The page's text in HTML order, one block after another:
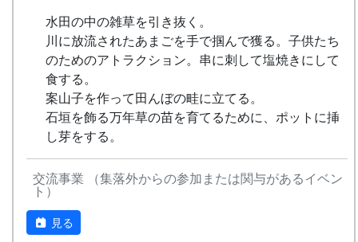
秋祭り
7日が宵宮。
10月15日（日）2000-10-15 棚田オーナー脱
穀 ...
脱穀（だっこく）・籾摺り（もみすり）
稲から籾粒だけを取るのが脱穀、籾
粒から殻を取り除いて玄米にするの
が籾摺り。収穫した玄米は袋に入れ
て持ち帰る。|
案山子を作って田んぼの畦に立て
る。
万年草挿し芽
に、ポットに挿し芽をする。
8月18日（日）2002-08-18 蕎麦種蒔き
蕎麦種蒔き
蕎麦の種を蒔く。
9月29日（日）2002-09-29 棚田オーナー稲刈
式
★ 棚田オーナー対面式
棚田オーナー（都会から米を作りに
の住人）の初顔合わせ。お互いの自
己紹介やら、農業改良普及センター
の人による米作り講習会。そして区
画の抽選が行なわれる。
5月18日（日）2003-05-18 棚田オーナー田植
水田の中の雑草を引き抜く。
川に放流されたあまごを手で掴んで獲る。子供たち
のためのアトラクション。串に刺して塩焼きにして
食する。
案山子を作って田んぼの畦に立てる。
石垣を飾る万年草の苗を育てるために、ポットに挿
し芽をする。
交流事業 （集落外からの参加または関与があるイベン
ト）
見る